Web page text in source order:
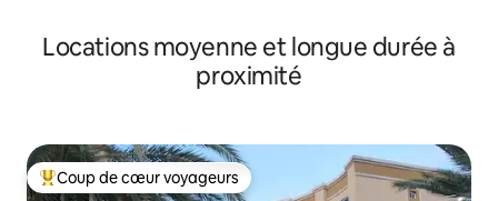
Locations moyenne et longue durée à
proximité
Coups de cœur voyageurs les plus appréciés
Coup de cœur voyageurs